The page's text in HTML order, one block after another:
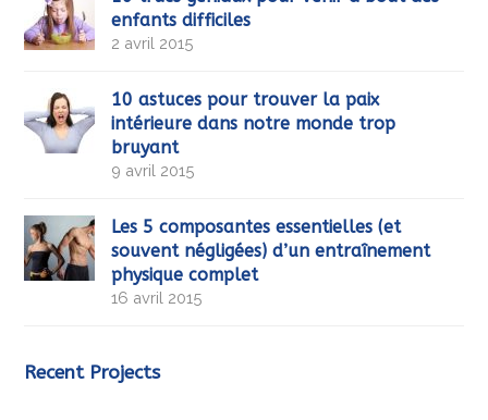
enfants difficiles
2 avril 2015
10 astuces pour trouver la paix
intérieure dans notre monde trop
bruyant
9 avril 2015
Les 5 composantes essentielles (et
souvent négligées) d’un entraînement
physique complet
16 avril 2015
Recent Projects